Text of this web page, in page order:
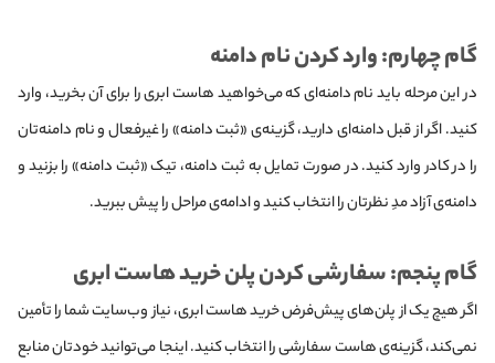
گام چهارم: وارد کردن نام دامنه
در این مرحله باید نام دامنه‌ای که می‌خواهید هاست ابری را برای آن بخرید، وارد
کنید. اگر از قبل دامنه‌ای دارید، گزینه‌ی «ثبت دامنه» را غیرفعال و نام دامنه‌تان
را در کادر وارد کنید. در صورت تمایل به ثبت دامنه، تیک «ثبت دامنه» را بزنید و
دامنه‌ی آزاد مدِ نظرتان را انتخاب کنید و ادامه‌ی مراحل را پیش ببرید.
گام پنجم: سفارشی کردن پلن خرید هاست ابری
اگر هیچ یک از پلن‌های پیش‌فرض خرید هاست ابری، نیاز وب‌سایت شما را تأمین
نمی‌کند، گزینه‌ی هاست سفارشی را انتخاب کنید. اینجا می‌توانید خودتان منابع